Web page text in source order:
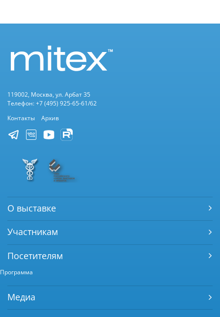
119002, Москва, ул. Арбат 35
Телефон: +7 (495) 925-65-61/62
Контакты
Архив
О выставке
Участникам
Посетителям
Программа
Медиа